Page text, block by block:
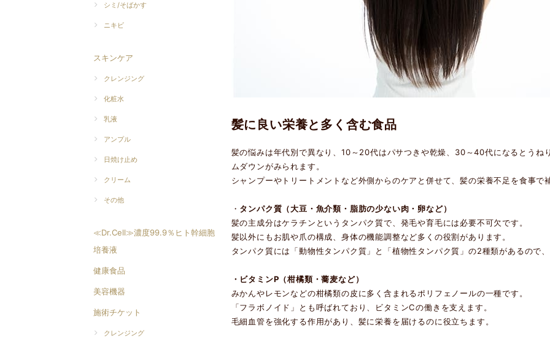
シミ/そばかす
ニキビ
スキンケア
クレンジング
化粧水
乳液
アンプル
日焼け止め
クリーム
その他
≪Dr.Cell≫濃度99.9％ヒト幹細胞
培養液
健康食品
美容機器
施術チケット
クレンジング
髪に良い栄養と多く含む食品
髪の悩みは年代別で異なり、10～20代はパサつきや乾燥、30～40代になるとう
ムダウンがみられます。
シャンプーやトリートメントなど外側からのケアと併せて、髪の栄養不足を食事
・ タンパク質（大豆・魚介類・脂肪の少ない肉・卵など）
髪の主成分はケラチンというタンパク質で、発毛や育毛には必要不可欠です。
髪以外にもお肌や爪の構成、身体の機能調整など多くの役割があります。
タンパク質には「動物性タンパク質」と「植物性タンパク質」の2種類があるので
・ビタミンP（柑橘類・蕎麦など）
みかんやレモンなどの柑橘類の皮に多く含まれるポリフェノールの一種です。
「フラボノイド」とも呼ばれており、ビタミンCの働きを支えます。
毛細血管を強化する作用があり、髪に栄養を届けるのに役立ちます。